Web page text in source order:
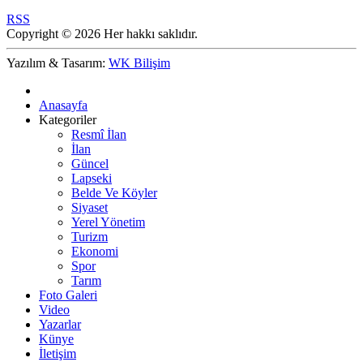
RSS
Copyright © 2026 Her hakkı saklıdır.
Yazılım & Tasarım: WK Bilişim
Anasayfa
Kategoriler
Resmî İlan
İlan
Güncel
Lapseki
Belde Ve Köyler
Siyaset
Yerel Yönetim
Turizm
Ekonomi
Spor
Tarım
Foto Galeri
Video
Yazarlar
Künye
İletişim